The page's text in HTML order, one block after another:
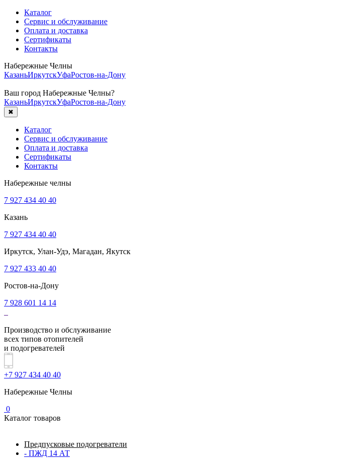
Каталог
Сервис и обслуживание
Оплата и доставка
Сертификаты
Контакты
Набережные Челны
КазаньИркутскУфаРостов-на-Дону
Ваш город Набережные Челны?
КазаньИркутскУфаРостов-на-Дону
✖
Каталог
Сервис и обслуживание
Оплата и доставка
Сертификаты
Контакты
Набережные челны
7 927 434 40 40
Казань
7 927 434 40 40
Иркутск, Улан-Удэ, Магадан, Якутск
7 927 433 40 40
Ростов-на-Дону
7 928 601 14 14
Производство и обслуживание
всех типов отопителей
и подогревателей
+7 927 434 40 40
Набережные Челны
0
Каталог товаров
Предпусковые подогреватели
- ПЖД 14 АТ